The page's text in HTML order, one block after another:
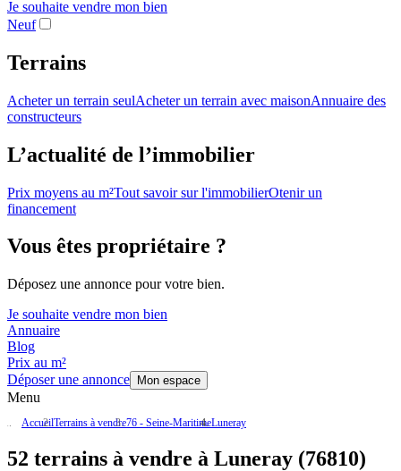
Je souhaite vendre mon bien
Neuf
Terrains
Acheter un terrain seulAcheter un terrain avec maisonAnnuaire des
constructeurs
L’actualité de l’immobilier
Prix moyens au m²Tout savoir sur l'immobilierOtenir un
financement
Vous êtes propriétaire ?
Déposez une annonce pour votre bien.
Je souhaite vendre mon bien
Annuaire
Blog
Prix au m²
Déposer une annonce
Mon espace
Menu
AccueilTerrains à vendre76 - Seine-MaritimeLuneray
52 terrains à vendre à Luneray (76810)